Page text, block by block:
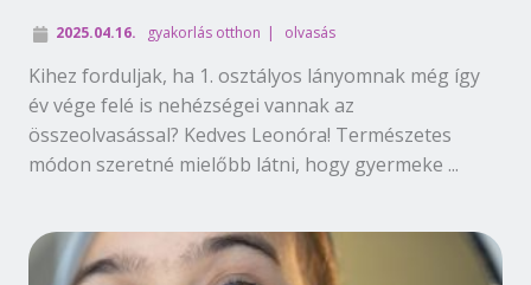
2025.04.16. gyakorlás otthon olvasás
Kihez forduljak, ha 1. osztályos lányomnak még így
év vége felé is nehézségei vannak az
összeolvasással? Kedves Leonóra! Természetes
módon szeretné mielőbb látni, hogy gyermeke ...